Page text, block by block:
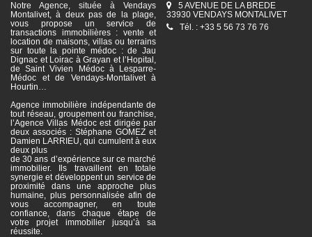
Notre Agence, située à Vendays
Montalivet, à deux pas de la plage,
vous propose un service de
transactions immobilières : vente et
location de maisons, villas ou terrains
sur toute la pointe médoc : de Jau
Dignac et Loirac à Grayan et l’Hopital,
de Saint Vivien Médoc à Lesparre-
Médoc et de Vendays-Montalivet à
Hourtin…
Agence immobilière indépendante de
tout réseau, groupement ou franchise,
l’Agence Villas Médoc est dirigée par
deux associés : Stéphane GOMEZ et
Damien LARRIEU, qui cumulent à eux
deux plus
de 30 ans d’expérience sur ce marché
immobilier. Ils travaillent en totale
synergie et développent un service de
proximité dans une approche plus
humaine, plus personnalisée afin de
vous accompagner, en toute
confiance, dans chaque étape de
votre projet immobilier jusqu’à sa
réussite.
5 AVENUE DE LA BREDE
33930 VENDAYS MONTALIVET
Tél. : +33 5 56 73 76 76